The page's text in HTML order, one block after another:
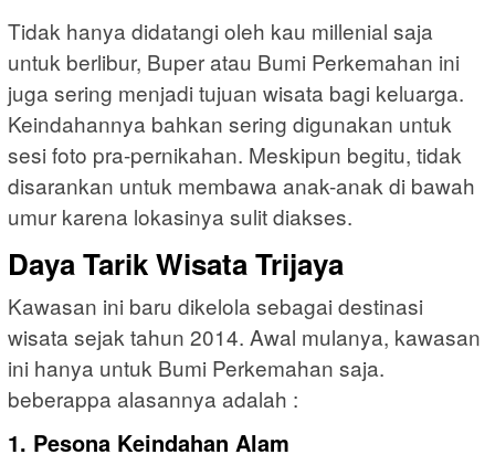
Tidak hanya didatangi oleh kau millenial saja
untuk berlibur, Buper atau Bumi Perkemahan ini
juga sering menjadi tujuan wisata bagi keluarga.
Keindahannya bahkan sering digunakan untuk
sesi foto pra-pernikahan. Meskipun begitu, tidak
disarankan untuk membawa anak-anak di bawah
umur karena lokasinya sulit diakses.
Daya Tarik Wisata Trijaya
Kawasan ini baru dikelola sebagai destinasi
wisata sejak tahun 2014. Awal mulanya, kawasan
ini hanya untuk Bumi Perkemahan saja.
beberappa alasannya adalah :
1. Pesona Keindahan Alam